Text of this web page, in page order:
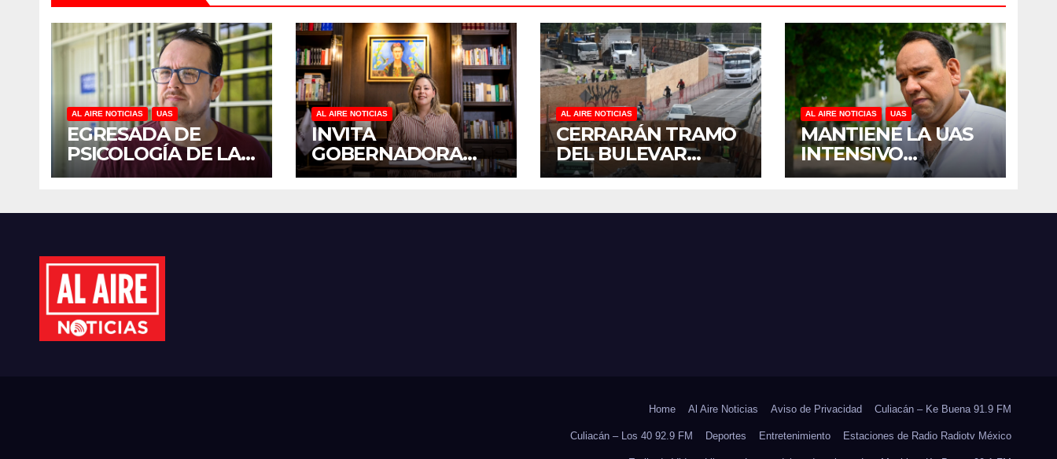
AL AIRE NOTICIAS UAS
EGRESADA DE
PSICOLOGÍA DE LA
UAS INVESTIGA
Y SOBRECARGA EN
ADULTOS MAYORES
AL AIRE NOTICIAS
INVITA
GOBERNADORA
YERALDINE A
JORNADA
AL AIRE NOTICIAS
CERRARÁN TRAMO
DEL BULEVAR
PEDRO INFANTE
OBRAS ANTES DEL
AL AIRE NOTICIAS UAS
MANTIENE LA UAS
INTENSIVO
PROGRAMA DE
REHABILITACIÓN
Home Al Aire Noticias Aviso de Privacidad Culiacán – Ke Buena 91.9 FM
Culiacán – Los 40 92.9 FM Deportes Entretenimiento Estaciones de Radio Radiotv México